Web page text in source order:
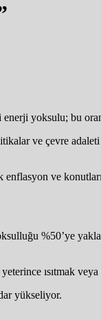
yoksulu; bu
ve çevre
ve
%50’ye
yeterince ısıtmak
yükseliyor.